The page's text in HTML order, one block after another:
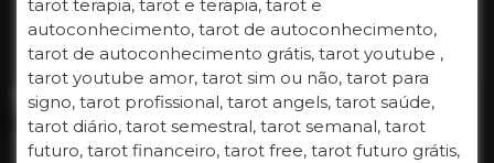
tarot terapia, tarot e terapia, tarot e
autoconhecimento, tarot de autoconhecimento,
tarot de autoconhecimento grátis, tarot youtube ,
tarot youtube amor, tarot sim ou não, tarot para
signo, tarot profissional, tarot angels, tarot saúde,
tarot diário, tarot semestral, tarot semanal, tarot
futuro, tarot financeiro, tarot free, tarot futuro grátis,